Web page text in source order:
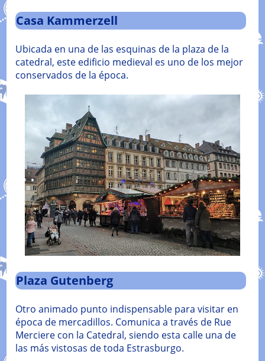
Casa Kammerzell
Ubicada en una de las esquinas de la plaza de la
catedral, este edificio medieval es uno de los mejor
conservados de la época.
Plaza Gutenberg
Otro animado punto indispensable para visitar en
época de mercadillos. Comunica a través de Rue
Merciere con la Catedral, siendo esta calle una de
las más vistosas de toda Estrasburgo.